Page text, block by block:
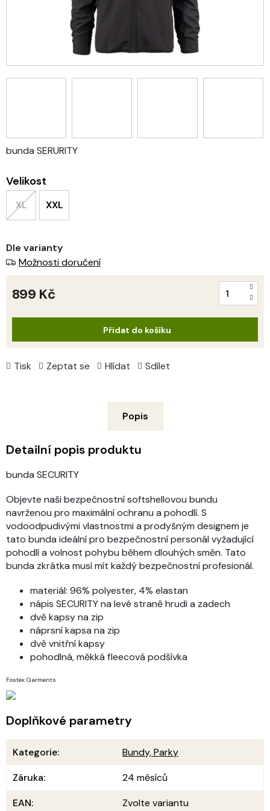
Velikost
XL XXL
bunda SERURITY
Tisk Zeptat se Hlídat Sdílet
Dle varianty
Možnosti doručení
899 Kč
Přidat do košíku
Popis
Detailní popis produktu
bunda SECURITY
Objevte naši bezpečnostní softshellovou bundu
navrženou pro maximální ochranu a pohodlí. S
vodoodpudivými vlastnostmi a prodyšným designem je
tato bunda ideální pro bezpečnostní personál vyžadující
pohodlí a volnost pohybu během dlouhých směn. Tato
bunda zkrátka musí mít každý bezpečnostní profesionál.
materiál: 96% polyester, 4% elastan
nápis SECURITY na levé straně hrudi a zadech
dvě kapsy na zip
náprsní kapsa na zip
dvě vnitřní kapsy
pohodlná, měkká fleecová podšívka
Fostex Garments
Doplňkové parametry
Kategorie:
Bundy, Parky
Záruka:
24 měsíců
EAN: Zvolte variantu